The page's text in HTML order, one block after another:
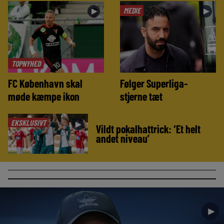
TOPNYHED
►
FC København skal
møde kæmpe ikon
MEDIE ►
Følger Superliga-
stjerne tæt
EKSKLUSIVT ► Vildt pokalhattrick: ‘Et helt
andet niveau’
►